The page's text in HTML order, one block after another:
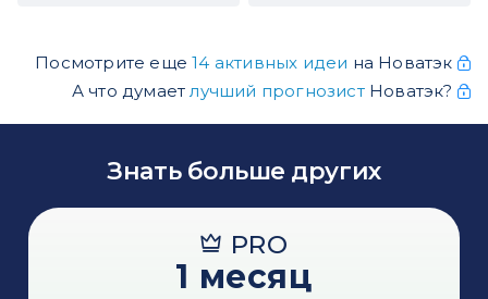
Посмотрите еще14 активных идеи на Новатэк
А что думаетлучший прогнозистНоватэк?
Знать больше других
PRO
1 месяц